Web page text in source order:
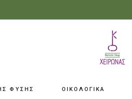
ΦΥΣΗΣ ΟΙΚΟΛΟΓΙΚΑ